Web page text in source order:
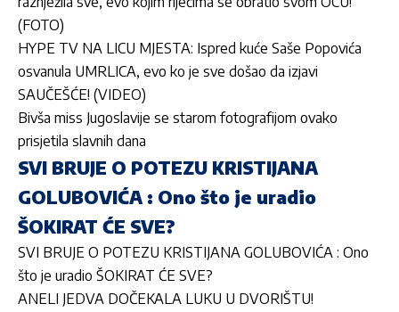
(FOTO)
HYPE TV NA LICU MJESTA: Ispred kuće Saše Popovića
osvanula UMRLICA, evo ko je sve došao da izjavi
SAUČEŠĆE! (VIDEO)
Bivša miss Jugoslavije se starom fotografijom ovako
prisjetila slavnih dana
SVI BRUJE O POTEZU KRISTIJANA
GOLUBOVIĆA : Ono što je uradio
ŠOKIRAT ĆE SVE?
SVI BRUJE O POTEZU KRISTIJANA GOLUBOVIĆA : Ono
što je uradio ŠOKIRAT ĆE SVE?
ANELI JEDVA DOČEKALA LUKU U DVORIŠTU!